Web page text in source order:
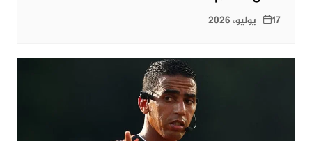
17 يوليو، 2026